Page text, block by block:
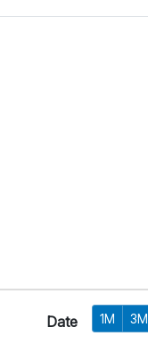
Date 1M 3M